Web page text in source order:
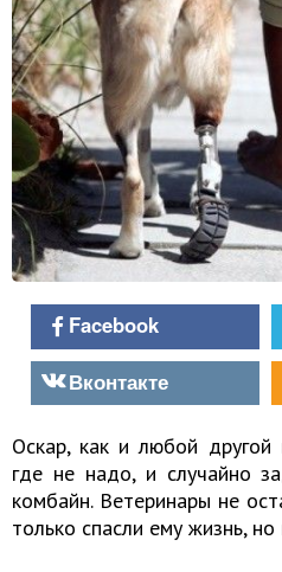
Facebook
Вконтакте
Оскар, как и любой
где не надо, и случайно
комбайн. Ветеринары не
только спасли ему жизнь,